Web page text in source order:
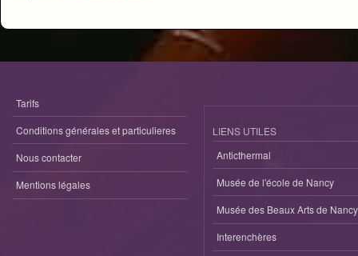
Tarifs
Conditions générales et particulieres
Nous contacter
Mentions légales
LIENS UTILES
Anticthermal
Musée de l'école de Nancy
Musée des Beaux Arts de Nancy
Interenchères